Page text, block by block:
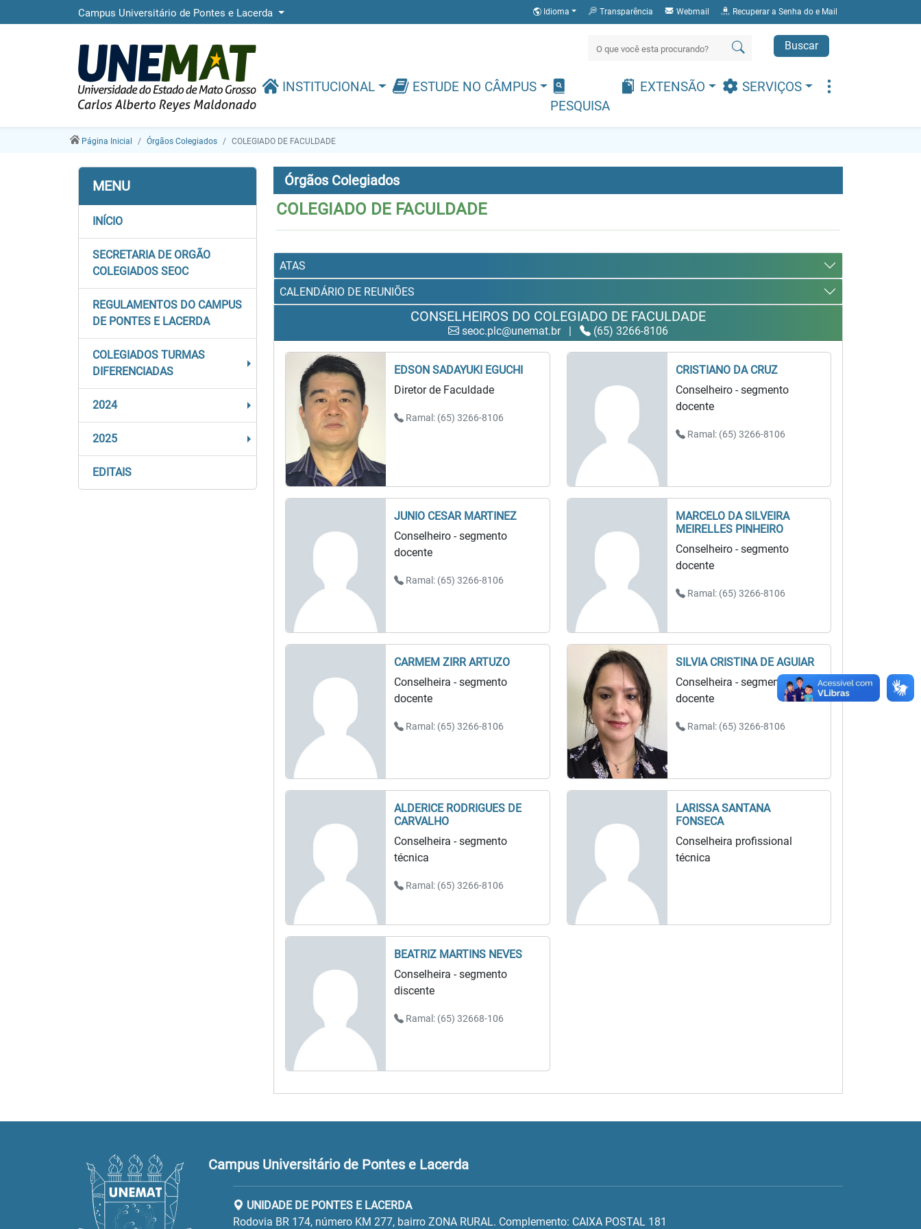
Campus Universitário de Pontes e Lacerda Idioma Transparência Webmail Recuperar a Senha do e Mail
Buscar
INSTITUCIONAL
ESTUDE NO CÂMPUS
PESQUISA
EXTENSÃO SERVIÇOS
Página Inicial Órgãos Colegiados COLEGIADO DE FACULDADE
MENU
INÍCIO
SECRETARIA DE ORGÃO
COLEGIADOS SEOC
REGULAMENTOS DO CAMPUS
DE PONTES E LACERDA
COLEGIADOS TURMAS
DIFERENCIADAS
2024
2025
EDITAIS
Órgãos Colegiados
COLEGIADO DE FACULDADE
ATAS
CALENDÁRIO DE REUNIÕES
CONSELHEIROS DO COLEGIADO DE FACULDADE
seoc.plc@unemat.br | (65) 3266-8106
EDSON SADAYUKI EGUCHI
Diretor de Faculdade
Ramal: (65) 3266-8106
CRISTIANO DA CRUZ
Conselheiro - segmento
docente
Ramal: (65) 3266-8106
JUNIO CESAR MARTINEZ
Conselheiro - segmento
docente
Ramal: (65) 3266-8106
MARCELO DA SILVEIRA
MEIRELLES PINHEIRO
Conselheiro - segmento
docente
Ramal: (65) 3266-8106
CARMEM ZIRR ARTUZO
Conselheira - segmento
docente
Ramal: (65) 3266-8106
SILVIA CRISTINA DE AGUIAR
Conselheira - segmento
docente
Ramal: (65) 3266-8106
ALDERICE RODRIGUES DE
CARVALHO
Conselheira - segmento
técnica
Ramal: (65) 3266-8106
LARISSA SANTANA
FONSECA
Conselheira profissional
técnica
BEATRIZ MARTINS NEVES
Conselheira - segmento
discente
Ramal: (65) 32668-106
Campus Universitário de Pontes e Lacerda
UNIDADE DE PONTES E LACERDA
Rodovia BR 174, número KM 277, bairro ZONA RURAL. Complemento: CAIXA POSTAL 181